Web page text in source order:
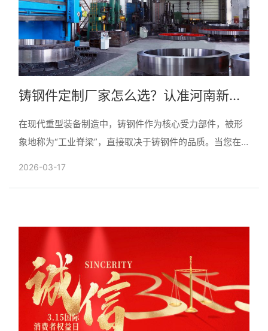
铸钢件定制厂家怎么选？认准河南新腾
在现代重型装备制造中，铸钢件作为核心受力部件，被形
象地称为“工业脊梁”，直接取决于铸钢件的品质。当您在
2026-03-17